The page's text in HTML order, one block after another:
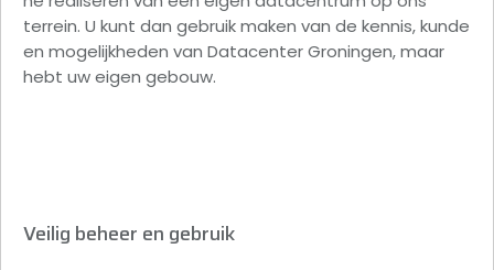
terrein. U kunt dan gebruik maken van de kennis, kunde
en mogelijkheden van Datacenter Groningen, maar
hebt uw eigen gebouw.
Veilig beheer en gebruik